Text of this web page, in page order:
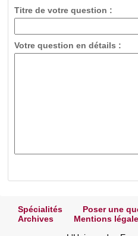
Titre de votre question :
Votre question en détails :
Spécialités Poser une
Archives
Mentions